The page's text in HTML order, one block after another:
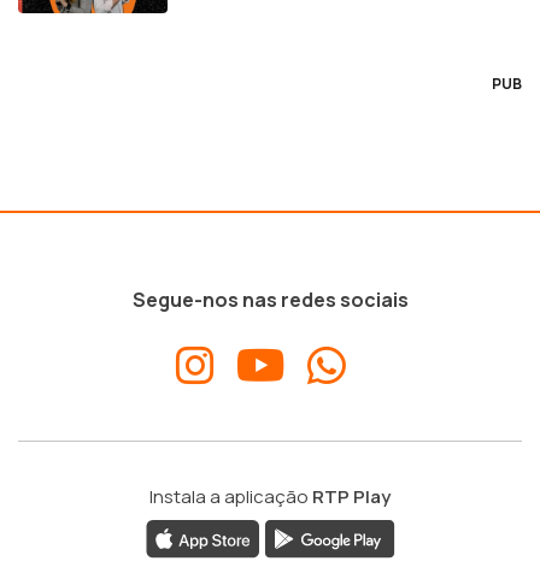
PUB
Segue-nos nas redes sociais
Instala a aplicação RTP Play